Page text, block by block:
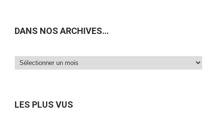
DANS NOS ARCHIVES…
Dans
LES PLUS VUS